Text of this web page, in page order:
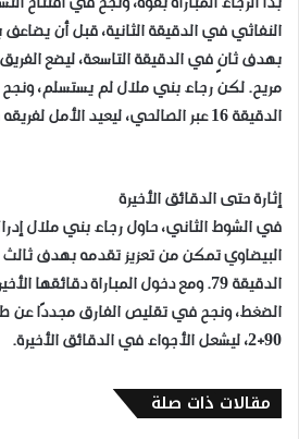
النفاثي في الدقيقة الثانية، قبل أن يضاعف
بهدف ثانٍ في الدقيقة التاسعة، ليضع
مريح. لكن رجاء بني ملال لم يستسلم،
الدقيقة 16 عبر الصالحي، ليعيد الأمل لفريقه قبل نهاية الشوط الأول.
إثارة حتى الدقائق الأخيرة
في الشوط الثاني، حاول رجاء بني ملال إدراك
البيضاوي تمكن من تعزيز تقدمه بهدف
الدقيقة 79. ومع دخول المباراة دقائقها
الضغط، ونجح في تقليص الفارق مجددًا عن
90+2، ليشعل الأجواء في الدقائق الأخيرة.
مقالات ذات صلة